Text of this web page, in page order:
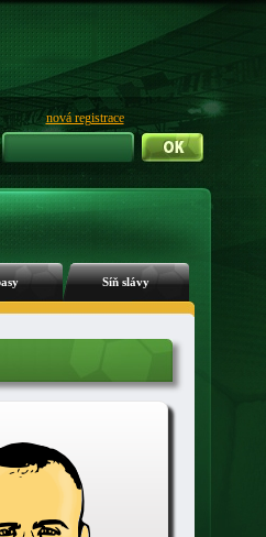
nová registrace
Síň slávy